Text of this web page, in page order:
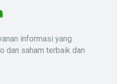
informasi yang
dan saham terbaik dan